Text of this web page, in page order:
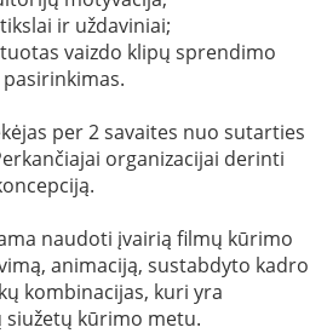
ir uždaviniai;
vaizdo klipų sprendimo
per 2 savaites nuo sutarties
organizacijai derinti
naudoti įvairią filmų kūrimo
animaciją, sustabdyto kadro
kombinacijas, kuri yra
kūrimo metu.